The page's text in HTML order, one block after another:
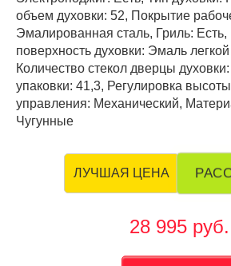
объем духовки: 52, Покрытие
Эмалированная сталь, Гриль: Есть,
поверхность духовки: Эмаль легкой
Количество стекол дверцы
упаковки: 41,3, Регулировка
управления: Механический,
Чугунные
ЛУЧШАЯ ЦЕНА
28 995 руб.